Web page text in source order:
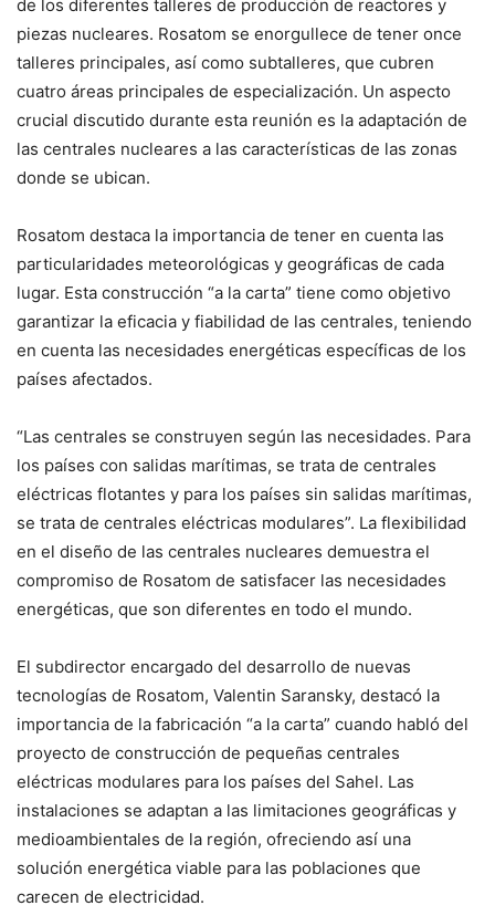
de los diferentes talleres de producción de reactores y
piezas nucleares. Rosatom se enorgullece de tener once
talleres principales, así como subtalleres, que cubren
cuatro áreas principales de especialización. Un aspecto
crucial discutido durante esta reunión es la adaptación de
las centrales nucleares a las características de las zonas
donde se ubican.
Rosatom destaca la importancia de tener en cuenta las
particularidades meteorológicas y geográficas de cada
lugar. Esta construcción “a la carta” tiene como objetivo
garantizar la eficacia y fiabilidad de las centrales, teniendo
en cuenta las necesidades energéticas específicas de los
países afectados.
“Las centrales se construyen según las necesidades. Para
los países con salidas marítimas, se trata de centrales
eléctricas flotantes y para los países sin salidas marítimas,
se trata de centrales eléctricas modulares”. La flexibilidad
en el diseño de las centrales nucleares demuestra el
compromiso de Rosatom de satisfacer las necesidades
energéticas, que son diferentes en todo el mundo.
El subdirector encargado del desarrollo de nuevas
tecnologías de Rosatom, Valentin Saransky, destacó la
importancia de la fabricación “a la carta” cuando habló del
proyecto de construcción de pequeñas centrales
eléctricas modulares para los países del Sahel. Las
instalaciones se adaptan a las limitaciones geográficas y
medioambientales de la región, ofreciendo así una
solución energética viable para las poblaciones que
carecen de electricidad.